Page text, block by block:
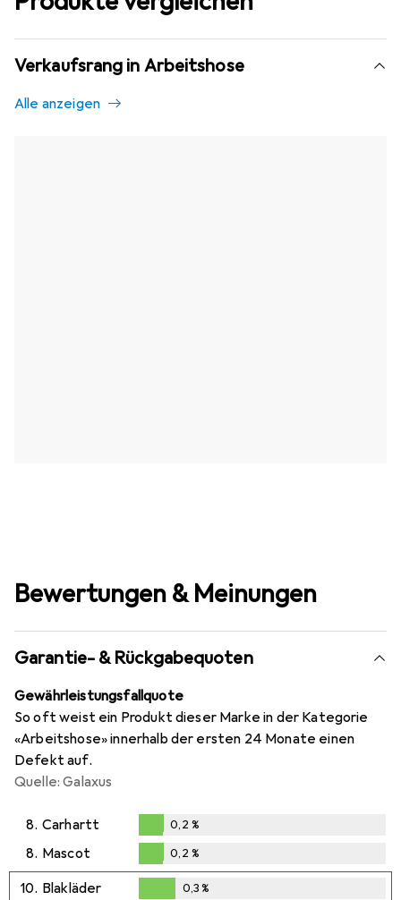
Verkaufsrang in Arbeitshose
Alle anzeigen
Bewertungen & Meinungen
Garantie- & Rückgabequoten
Gewährleistungsfallquote
So oft weist ein Produkt dieser Marke in der Kategorie
«Arbeitshose» innerhalb der ersten 24 Monate einen
Defekt auf.
Quelle: Galaxus
8. Carhartt
0,2%
0,2 %
8. Mascot
0,2%
0,2 %
10. Blakläder 0,3%